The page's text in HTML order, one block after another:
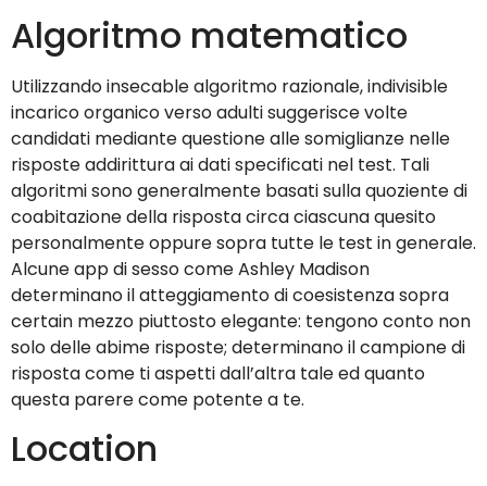
Algoritmo matematico
Utilizzando insecable algoritmo razionale, indivisible
incarico organico verso adulti suggerisce volte
candidati mediante questione alle somiglianze nelle
risposte addirittura ai dati specificati nel test. Tali
algoritmi sono generalmente basati sulla quoziente di
coabitazione della risposta circa ciascuna quesito
personalmente oppure sopra tutte le test in generale.
Alcune app di sesso come Ashley Madison
determinano il atteggiamento di coesistenza sopra
certain mezzo piuttosto elegante: tengono conto non
solo delle abime risposte; determinano il campione di
risposta come ti aspetti dall’altra tale ed quanto
questa parere come potente a te.
Location